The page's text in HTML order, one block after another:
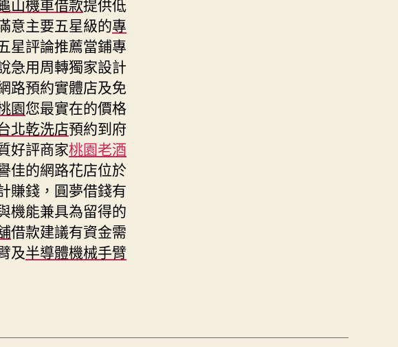
意主要五星級的專
星評論推薦當鋪專
急用周轉獨家設計
路預約實體店及免
園您最實在的價格
北乾洗店預約到府
好評商家桃園老酒
佳的網路花店位於
賺錢，圓夢借錢有
機能兼具為留得的
借款建議有資金需
及半導體機械手臂